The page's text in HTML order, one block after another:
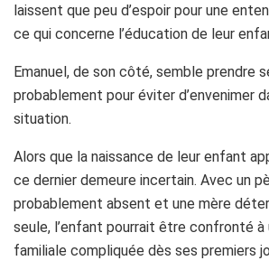
laissent que peu d’espoir pour une
ce qui concerne l’éducation de leur
Emanuel, de son côté, semble prendre
probablement pour éviter d’envenimer
situation.
Alors que la naissance de leur enfant
ce dernier demeure incertain. Avec un
probablement absent et une mère
seule, l’enfant pourrait être confronté à
familiale compliquée dès ses premiers